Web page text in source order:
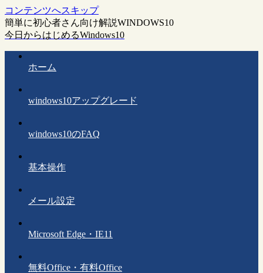
コンテンツへスキップ
簡単に初心者さん向け解説WINDOWS10
今日からはじめるWindows10
ホーム
windows10アップグレード
windows10のFAQ
基本操作
メール設定
Microsoft Edge・IE11
無料Office・有料Office